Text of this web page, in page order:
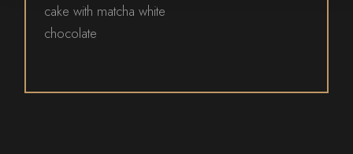
cake with matcha white
chocolate